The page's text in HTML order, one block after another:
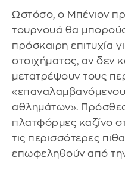
Ωστόσο, ο Μπένιον
τουρνουά θα
πρόσκαιρη επιτυχία
στοιχήματος, αν δεν
μετατρέψουν τους
αθλημάτων».
πλατφόρμες καζίνο
τις περισσότερες
επωφεληθούν από